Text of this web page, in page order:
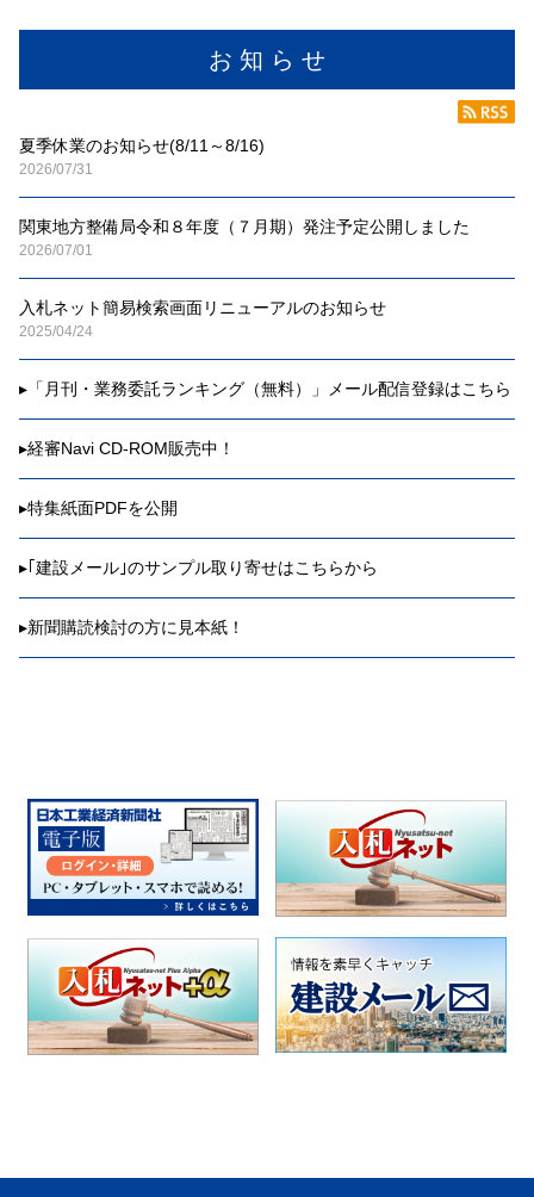
お 知 ら せ
夏季休業のお知らせ(8/11～8/16)
2026/07/31
関東地方整備局令和８年度（７月期）発注予定公開しました
2026/07/01
入札ネット簡易検索画面リニューアルのお知らせ
2025/04/24
▸ 「月刊・業務委託ランキング（無料）」メール配信登録はこちら
▸経審Navi CD-ROM販売中！
▸特集紙面PDFを公開
▸｢建設メール｣のサンプル取り寄せはこちらから
▸新聞購読検討の方に見本紙！